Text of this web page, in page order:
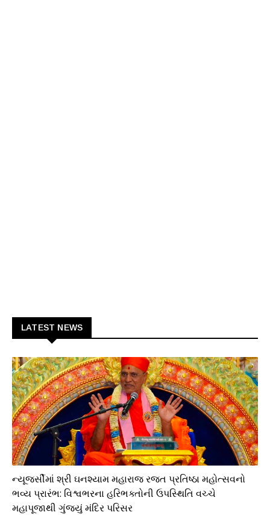
LATEST NEWS
ન્યૂજર્સીમાં શ્રી ઘનશ્યામ મહારાજ રજત પ્રતિષ્ઠા મહોત્સવનો
ભવ્ય પ્રારંભ: વિશ્વભરના હરિભક્તોની ઉપસ્થિતિ વચ્ચે
મહાપૂજાથી ગુંજ્યું મંદિર પરિસર